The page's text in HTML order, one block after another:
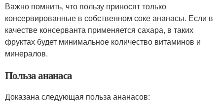
Важно помнить, что пользу приносят только
консервированные в собственном соке ананасы. Если в
качестве консерванта применяется сахара, в таких
фруктах будет минимальное количество витаминов и
минералов.
Польза ананаса
Доказана следующая польза ананасов: